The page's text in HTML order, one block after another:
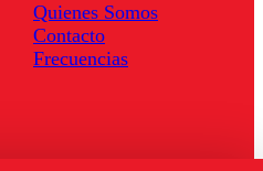
Quienes Somos
Contacto
Frecuencias